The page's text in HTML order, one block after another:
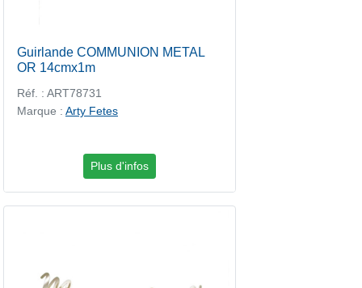
Guirlande COMMUNION METAL
OR 14cmx1m
Réf. : ART78731
Marque : Arty Fetes
Plus d'infos